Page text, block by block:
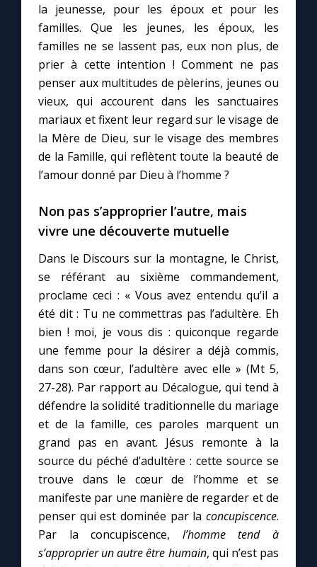
Mes intentions de prière
Une Minute avec Marie
Une neuvaine
À la une
1000 Raisons de Croire
Chapelet pour le monde
Contact
Faire un don
Marie de Nazareth
la jeunesse, pour les époux et pour les
familles. Que les jeunes, les époux, les
familles ne se lassent pas, eux non plus, de
prier à cette intention ! Comment ne pas
penser aux multitudes de pèlerins, jeunes ou
vieux, qui accourent dans les sanctuaires
mariaux et fixent leur regard sur le visage de
la Mère de Dieu, sur le visage des membres
de la Famille, qui reflètent toute la beauté de
l’amour donné par Dieu à l’homme ?
Non pas s’approprier l’autre, mais
vivre une découverte mutuelle
Dans le Discours sur la montagne, le Christ,
se référant au sixième commandement,
proclame ceci : « Vous avez entendu qu’il a
été dit : Tu ne commettras pas l’adultère. Eh
bien ! moi, je vous dis : quiconque regarde
une femme pour la désirer a déjà commis,
dans son cœur, l’adultère avec elle » (Mt 5,
27-28). Par rapport au Décalogue, qui tend à
défendre la solidité traditionnelle du mariage
et de la famille, ces paroles marquent un
grand pas en avant. Jésus remonte à la
source du péché d’adultère : cette source se
trouve dans le cœur de l’homme et se
manifeste par une manière de regarder et de
penser qui est dominée par la concupiscence.
Par la concupiscence, l’homme tend à
s’approprier un autre être humain, qui n’est pas